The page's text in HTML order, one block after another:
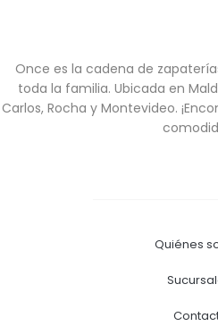
Once es la cadena de
toda la familia. Ubicada en
Carlos, Rocha y Montevideo.
Quiénes